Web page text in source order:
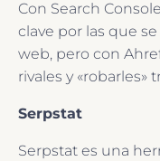
Con Search
clave por las que
web, pero con
rivales y «robarles»
Serpstat
Serpstat es una